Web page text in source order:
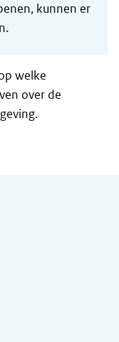
kunnen er
welke
over de